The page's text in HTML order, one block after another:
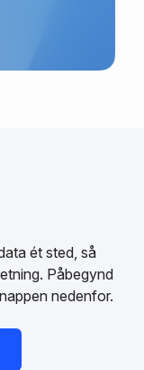
ét sted, så
Påbegynd
nedenfor.